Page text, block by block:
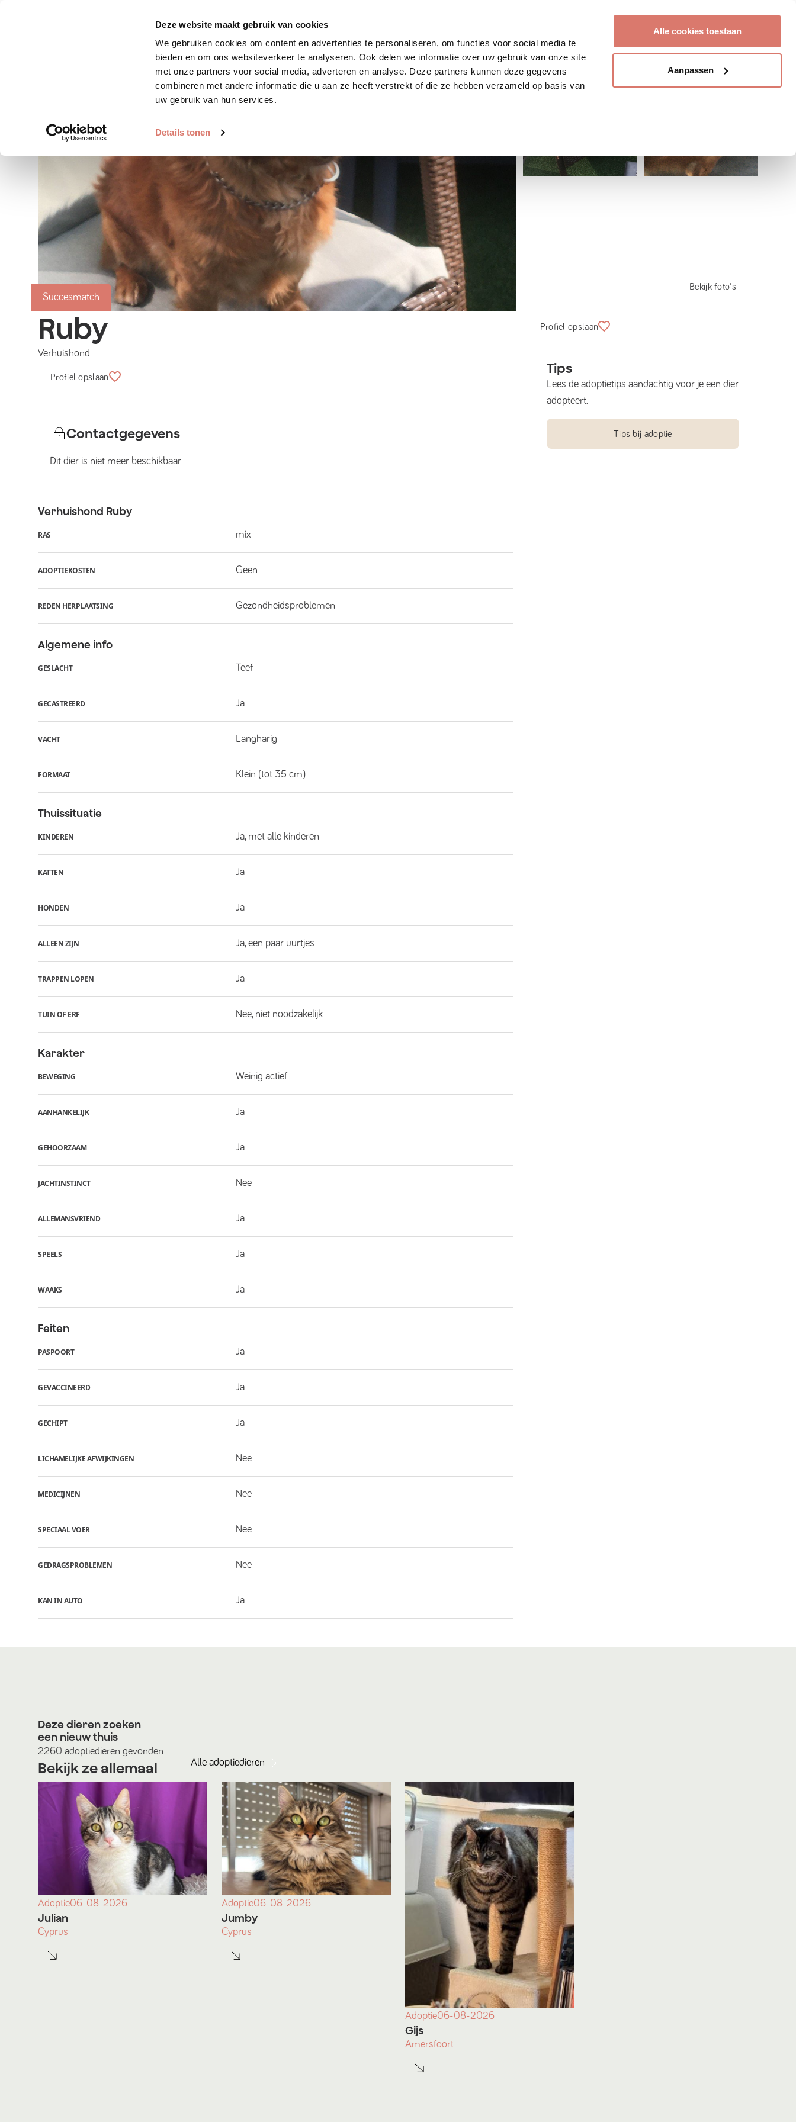
Deze website maakt gebruik van cookies
We gebruiken cookies om content en advertenties te personaliseren, om functies voor social media te
bieden en om ons websiteverkeer te analyseren. Ook delen we informatie over uw gebruik van onze site
met onze partners voor social media, adverteren en analyse. Deze partners kunnen deze gegevens
combineren met andere informatie die u aan ze heeft verstrekt of die ze hebben verzameld op basis van
uw gebruik van hun services.
Details tonen
Alle cookies toestaan
Aanpassen
Zoek huisdier Plaats huisdier Hoe werkt het?
Succesmatch
Bekijk foto's
Ruby
Verhuishond
Profiel opslaan
Contactgegevens
Dit dier is niet meer beschikbaar
Verhuishond Ruby
RAS mix
ADOPTIEKOSTEN Geen
REDEN HERPLAATSING Gezondheidsproblemen
Algemene info
GESLACHT Teef
GECASTREERD Ja
VACHT Langharig
FORMAAT Klein (tot 35 cm)
Thuissituatie
KINDEREN Ja, met alle kinderen
KATTEN Ja
HONDEN Ja
ALLEEN ZIJN Ja, een paar uurtjes
TRAPPEN LOPEN Ja
TUIN OF ERF Nee, niet noodzakelijk
Karakter
BEWEGING Weinig actief
AANHANKELIJK Ja
GEHOORZAAM Ja
JACHTINSTINCT Nee
ALLEMANSVRIEND Ja
SPEELS Ja
WAAKS Ja
Feiten
PASPOORT Ja
GEVACCINEERD Ja
GECHIPT Ja
LICHAMELIJKE AFWIJKINGEN Nee
MEDICIJNEN Nee
SPECIAAL VOER Nee
GEDRAGSPROBLEMEN Nee
KAN IN AUTO Ja
Profiel opslaan
Tips
Lees de adoptietips aandachtig voor je een dier
adopteert.
Tips bij adoptie
Deze dieren zoeken
een nieuw thuis
2260 adoptiedieren gevonden
Bekijk ze allemaal Alle adoptiedieren
Adoptie06-08-2026
Julian
Cyprus
Adoptie06-08-2026
Jumby
Cyprus
Adoptie06-08-2026
Gijs
Amersfoort